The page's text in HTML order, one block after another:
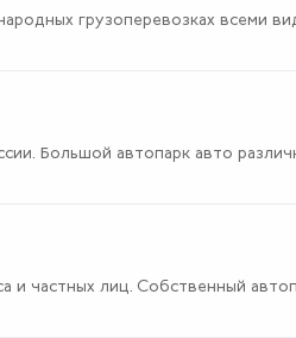
грузоперевозках всеми
Большой автопарк авто
и частных лиц. Собственный